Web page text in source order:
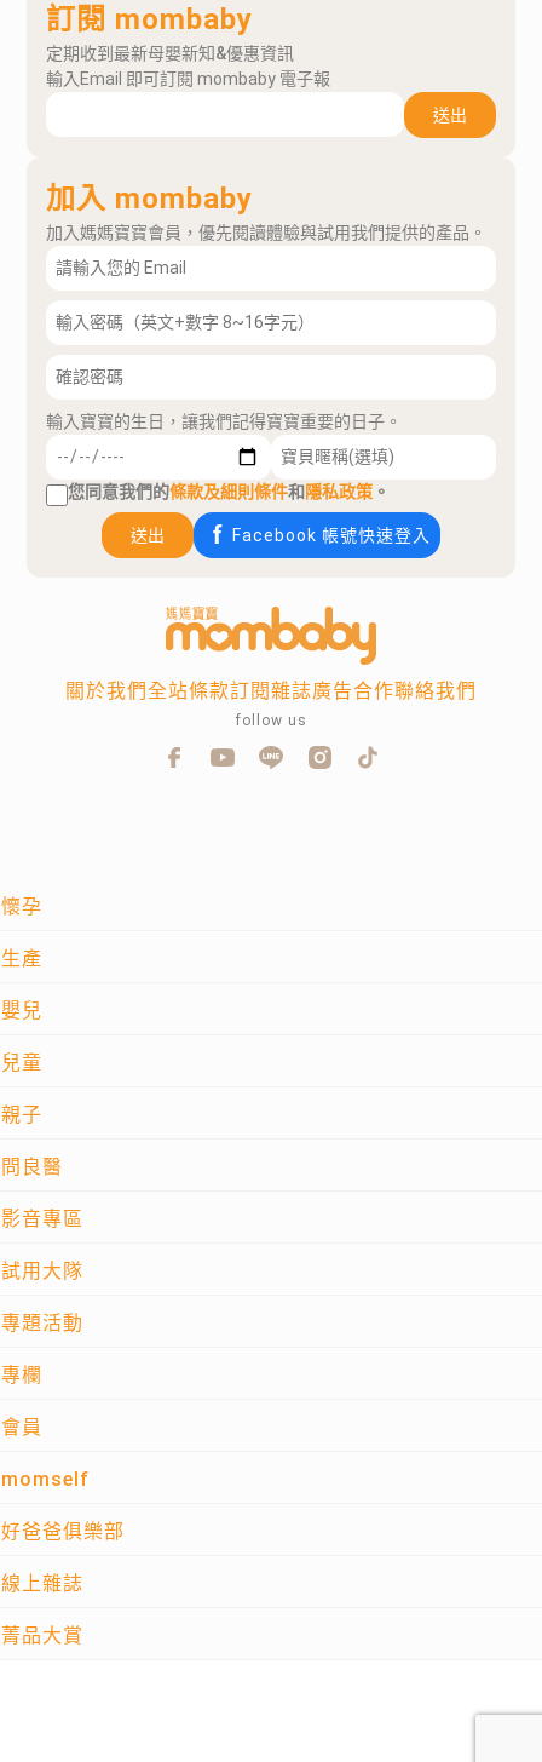
訂閱 mombaby
定期收到最新母嬰新知&優惠資訊
輸入Email 即可訂閱 mombaby 電子報
送出
加入 mombaby
加入媽媽寶寶會員，優先閱讀體驗與試用我們提供的產品。
輸入寶寶的生日，讓我們記得寶寶重要的日子。
您同意我們的條款及細則條件和隱私政策 。
送出 Facebook 帳號快速登入
懷孕
生產
嬰兒
兒童
親子
問良醫
影音專區
試用大隊
專題活動
專欄
會員
momself
好爸爸俱樂部
線上雜誌
菁品大賞
關於我們全站條款訂閱雜誌廣告合作聯絡我們
follow us